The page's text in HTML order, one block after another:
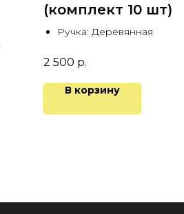
(комплект 10 шт)
Ручка: Деревянная
2 500 р.
В корзину